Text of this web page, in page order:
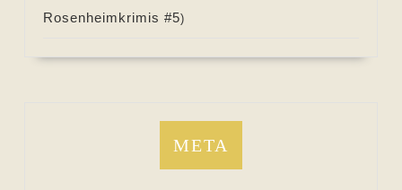
Rosenheimkrimis #5)
META